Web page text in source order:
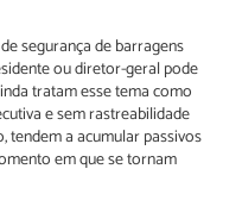
segurança de barragens
ou diretor-geral pode
tratam esse tema como
e sem rastreabilidade
tendem a acumular passivos
em que se tornam